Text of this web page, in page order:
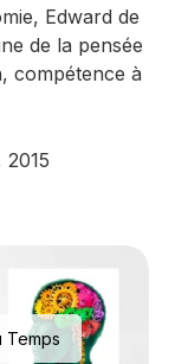
Edward de
de la pensée
compétence à
2015
Temps